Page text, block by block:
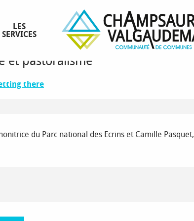
LES
SERVICES
et pastoralisme
there
du Parc national des Ecrins et Camille Pasquet,